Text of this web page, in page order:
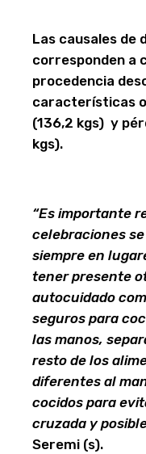
Las causales de
corresponden a
procedencia
características
(136,2 kgs) y
kgs).
“Es importante
celebraciones
siempre en
tener presente
autocuidado
seguros para
las manos,
resto de los
diferentes al
cocidos para
cruzada y
Seremi (s).